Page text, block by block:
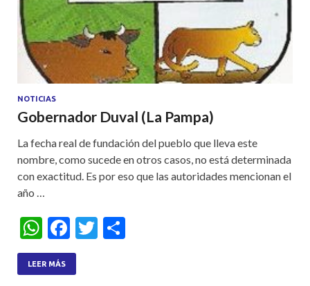
NOTICIAS
Gobernador Duval (La Pampa)
La fecha real de fundación del pueblo que lleva este
nombre, como sucede en otros casos, no está determinada
con exactitud. Es por eso que las autoridades mencionan el
año …
W
h
at
F
ac
e
T
LEER MÁS